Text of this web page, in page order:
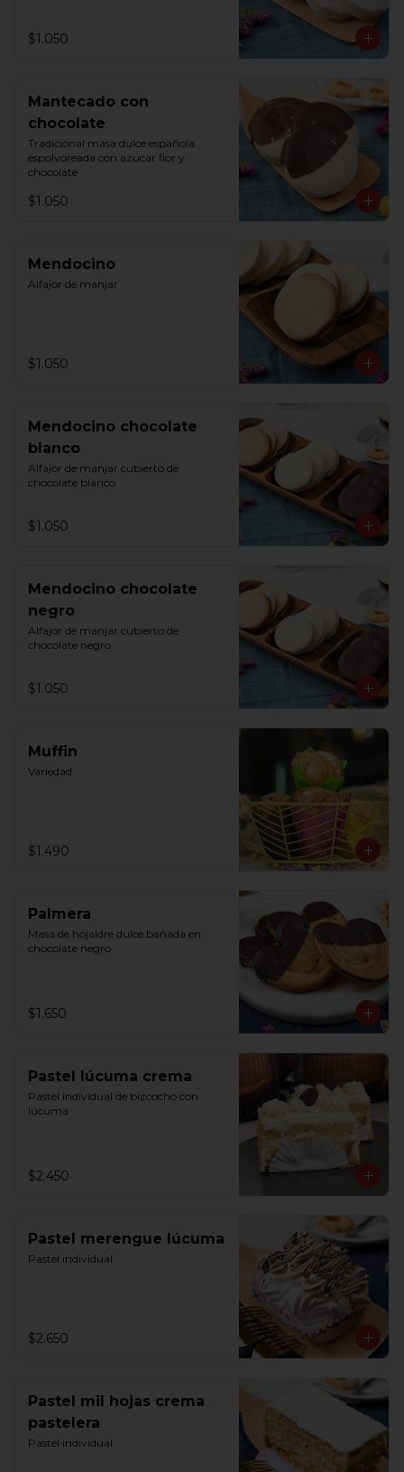
$1.050
Mantecado con
chocolate
Tradicional masa dulce española
espolvoreada con azucar flor y
chocolate
$1.050
Mendocino
Alfajor de manjar
$1.050
Mendocino chocolate
blanco
Alfajor de manjar cubierto de
chocolate blanco
$1.050
Mendocino chocolate
negro
Alfajor de manjar cubierto de
chocolate negro
$1.050
Muffin
Variedad
$1.490
Palmera
Masa de hojaldre dulce bañada en
chocolate negro
$1.650
Pastel lúcuma crema
Pastel individual de bizcocho con
lúcuma
$2.450
Pastel merengue lúcuma
Pastel individual
$2.650
Pastel mil hojas crema
pastelera
Pastel individual